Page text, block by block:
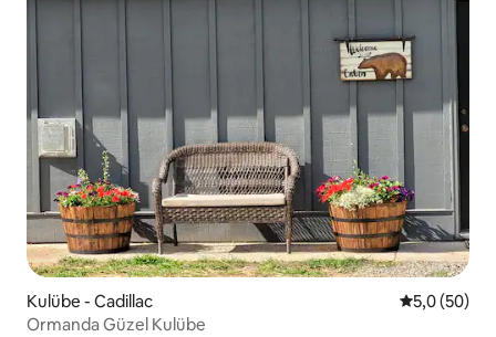
Kulübe - Cadillac 5 üzerinden
5,0 (50)
Ormanda Güzel Kulübe